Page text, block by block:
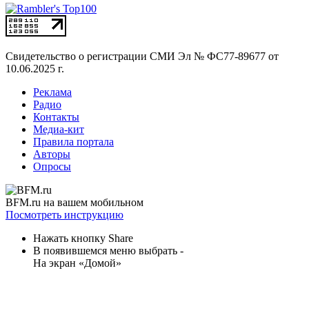
Свидетельство о регистрации СМИ Эл № ФС77-89677 от
10.06.2025 г.
Реклама
Радио
Контакты
Медиа-кит
Правила портала
Авторы
Опросы
BFM.ru на вашем мобильном
Посмотреть инструкцию
Нажать кнопку Share
В появившемся меню выбрать -
На экран «Домой»